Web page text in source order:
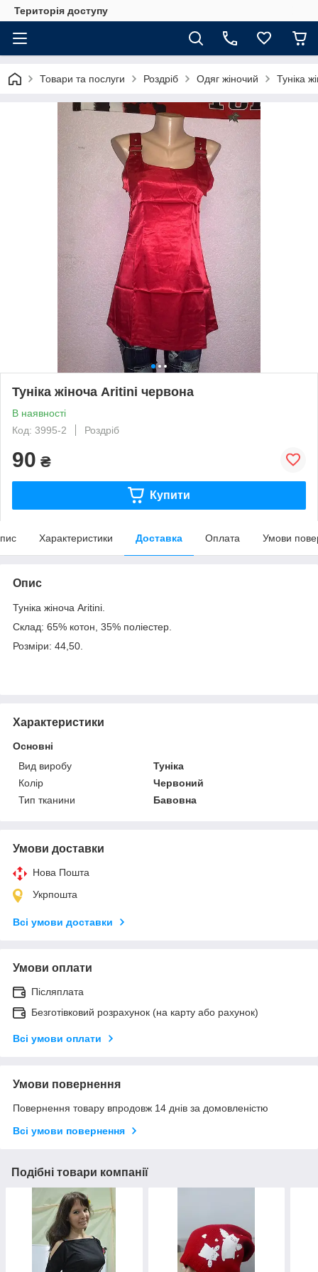
Територія доступу
Товари та послуги Роздріб Одяг жіночий Туніка
Туніка жіноча Aritini червона
В наявності
Код: 3995-2
Роздріб
90 ₴
Купити
Характеристики Доставка Оплата Умови
Опис
Туніка жіноча Aritini.
Склад: 65% котон, 35% поліестер.
Розміри: 44,50.
Характеристики
Основні
Вид виробу
Туніка
Колір
Червоний
Тип тканини
Бавовна
Умови доставки
Нова Пошта
Укрпошта
Всі умови доставки
Умови оплати
Післяплата
Безготівковий розрахунок (на карту або рахунок)
Всі умови оплати
Умови повернення
Повернення товару впродовж 14 днів за домовленістю
Всі умови повернення
Подібні товари компанії